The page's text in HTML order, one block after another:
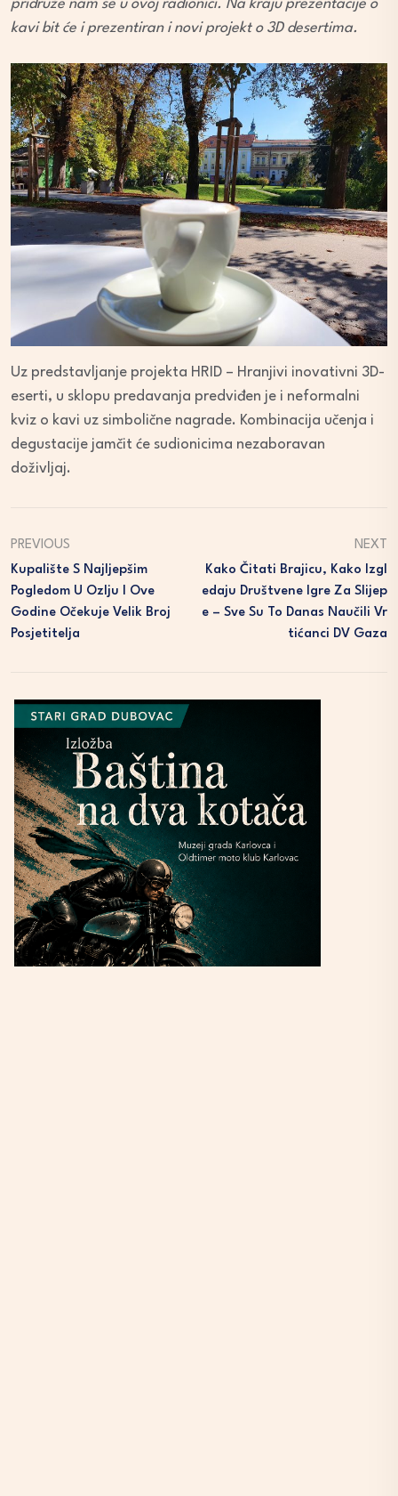
pridruže nam se u ovoj radionici. Na kraju prezentacije o
kavi bit će i prezentiran i novi projekt o 3D desertima.
Uz predstavljanje projekta HRID – Hranjivi inovativni 3D-
eserti, u sklopu predavanja predviđen je i neformalni
kviz o kavi uz simbolične nagrade. Kombinacija učenja i
degustacije jamčit će sudionicima nezaboravan
doživljaj.
PREVIOUS
Kupalište S Najljepšim
Pogledom U Ozlju I Ove
Godine Očekuje Velik Broj
Posjetitelja
NEXT
Kako Čitati Brajicu, Kako Izgl
Edaju Društvene Igre Za Slijep
E – Sve Su To Danas Naučili Vr
Tićanci DV Gaza